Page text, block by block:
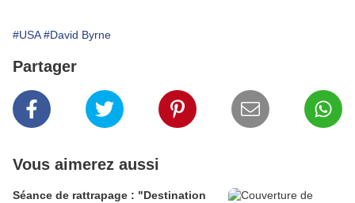
#USA #David Byrne
Partager
Vous aimerez aussi
Séance de rattrapage : "Destination